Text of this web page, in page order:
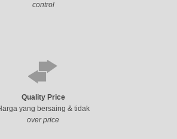
control
Quality Price
yang bersaing & tidak
over price